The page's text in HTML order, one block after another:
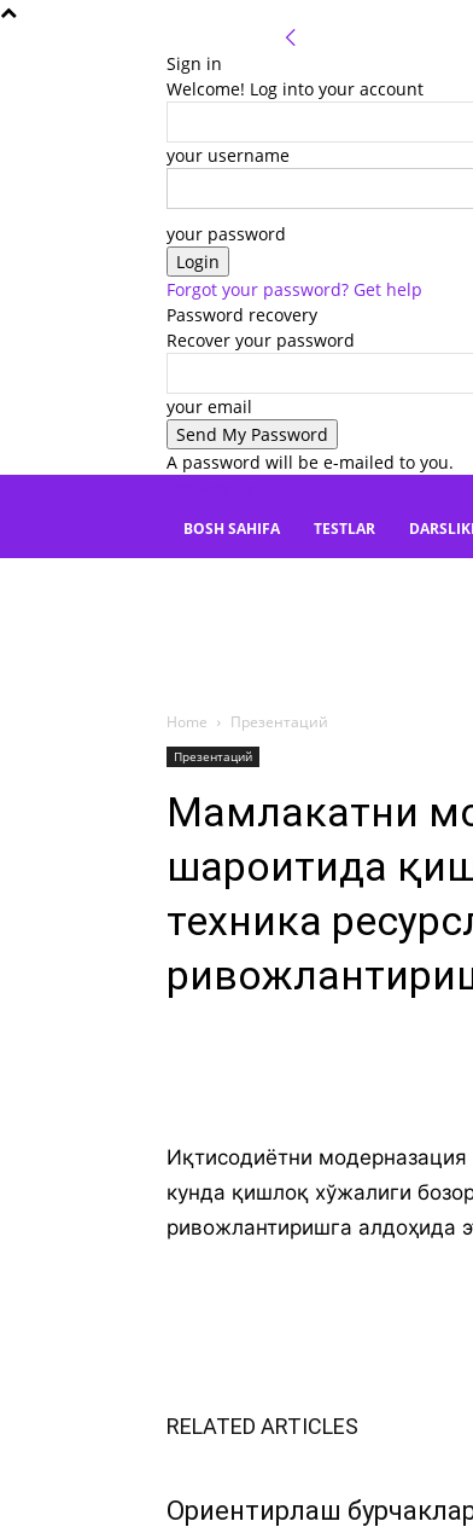
Sign in
Welcome! Log into your account
your username
your password
Forgot your password? Get help
Password recovery
Recover your password
your email
A password will be e-mailed to you.
BOSH SAHIFA TESTLAR
Home Презентаций
Презентаций
Мамлакатни
шароитида
техника
Иқтисодиётни
кунда қишлоқ хўжалиги
ривожлантиришга алдоҳида
RELATED ARTICLES
Ориентирлаш